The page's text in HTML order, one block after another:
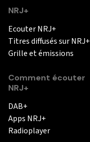
NRJ+
Ecouter NRJ+
Titres diffusés sur NRJ+
Grille et émissions
Comment écouter
NRJ+
DAB+
Apps NRJ+
Radioplayer